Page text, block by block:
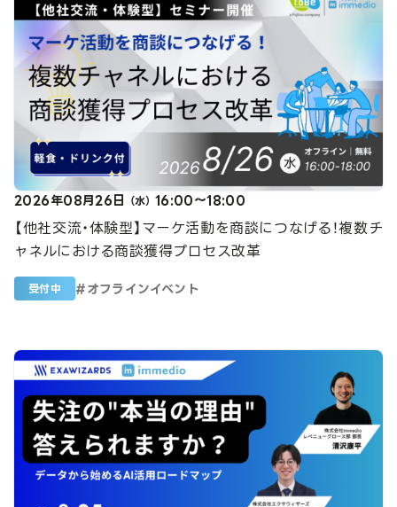
2026年08月26日 （水） 16:00～18:00
【他社交流・体験型】マーケ活動を商談につなげる！複数チ
ャネルにおける商談獲得プロセス改革
受付中 # オフラインイベント